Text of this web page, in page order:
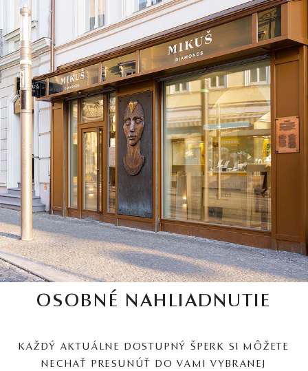
OSOBNÉ NAHLIADNUTIE
KAŽDÝ AKTUÁLNE DOSTUPNÝ ŠPERK SI MÔŽETE
NECHAŤ PRESUNÚŤ DO VAMI VYBRANEJ